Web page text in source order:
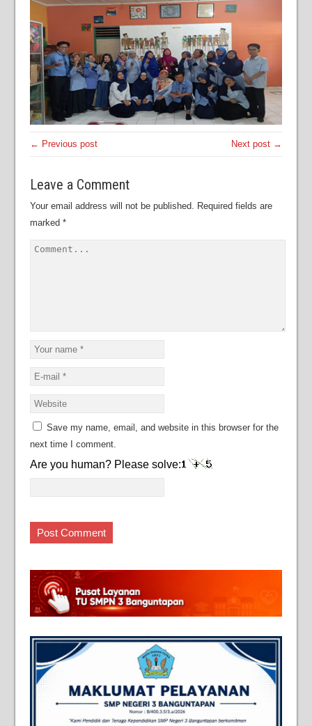
← Previous post Next post →
Leave a Comment
Your email address will not be published.
Required fields are
marked *
Save my name, email, and website in this browser for the
next time I comment.
Are you human? Please solve: